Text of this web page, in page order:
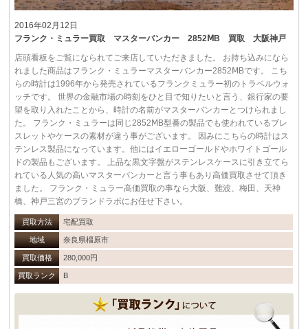
2016年02月12日
フランク・ミュラー買取 マスターバンカー 2852ⅯB 買取 大阪神戸
店頭看板をご覧になられてご来店していただきました。 お持ち込みになら
れました商品はフランク・ミュラーマスターバンカー2852ⅯBです。 こち
らの時計は1996年から発売されているフランクミュラー初のトラベルウォ
ッチです。 世界の金融市場の時刻をひと目で知りたいと言う、銀行家の要
望を取り入れたことから、時計の名前がマスターバンカーとつけられまし
た。 フランク・ミュラーは同じ2852ⅯB型番の製品でも使われているブレ
スレットやケースの素材が違う事がございます。 因みにこちらの時計はス
テンレス製品になっています。他にはイエローゴールドやホワイトゴール
ドの製品もございます。 上品な黒文字盤がステンレスケースに引き立てら
れている人気の高いマスターバンカーと言う事もあり高価買取させて頂き
ました。 フランク・ミュラー高価買取の事なら大阪、難波、梅田、天神
橋、神戸三宮のブランドラボにお任せ下さい。
買取方法 宅配買取
地域 奈良県橿原市
買取価格 280,000円
買取ランク B